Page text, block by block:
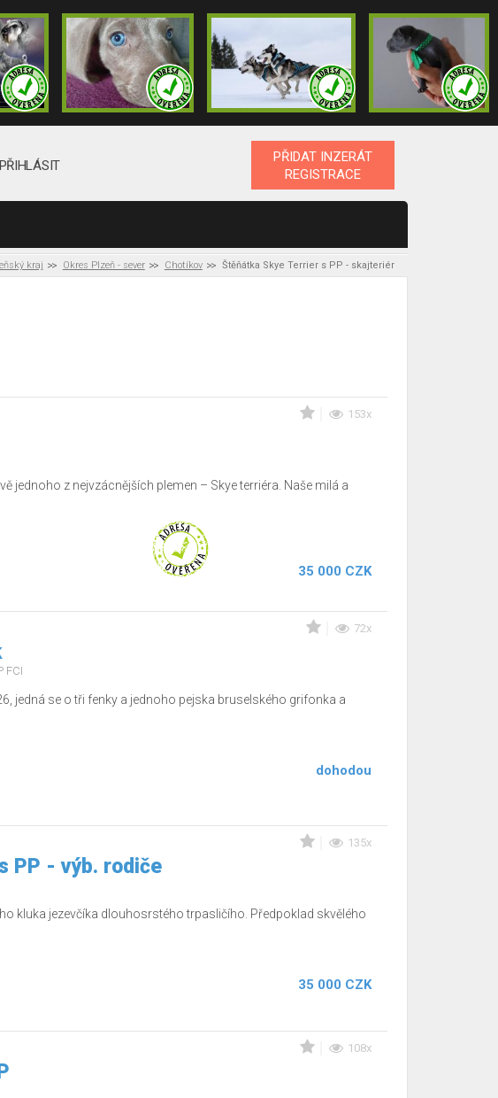
PŘIHLÁSIT
PŘIDAT INZERÁT
REGISTRACE
kraj Okres Plzeň - sever Chotíkov Štěňátka Skye Terrier s PP - skajteriér
153x
jednoho z nejvzácnějších plemen – Skye terriéra. Naše milá a
35 000 CZK
72x
FCI
jedná se o tři fenky a jednoho pejska bruselského grifonka a
dohodou
135x
PP - výb. rodiče
kluka jezevčíka dlouhosrstého trpasličího. Předpoklad skvělého
35 000 CZK
108x